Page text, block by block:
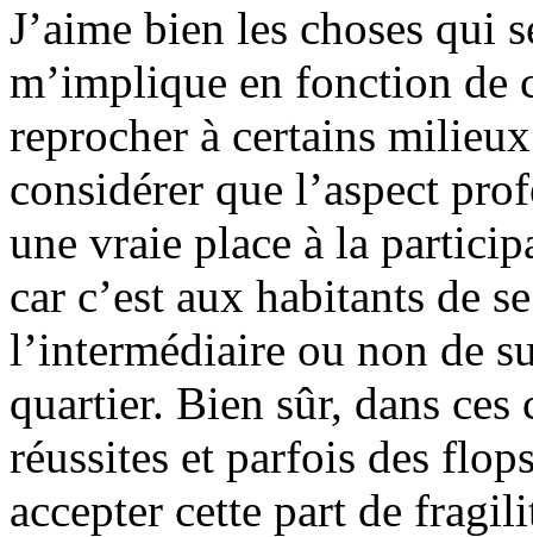
J’aime bien les choses qui
m’implique en fonction de
reprocher à certains
considérer que l’aspect
une vraie place à la
car c’est aux habitants de
l’intermédiaire ou non de
quartier. Bien sûr, dans
réussites et parfois des
accepter cette part de